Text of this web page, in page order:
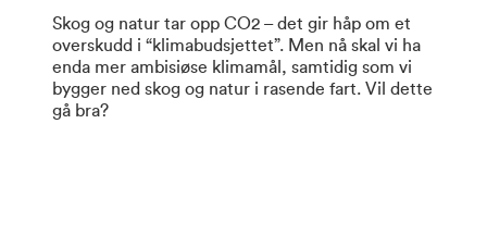
Skog og natur tar opp CO2 – det gir håp om et
overskudd i “klimabudsjettet”. Men nå skal vi ha
enda mer ambisiøse klimamål, samtidig som vi
bygger ned skog og natur i rasende fart. Vil dette
gå bra?